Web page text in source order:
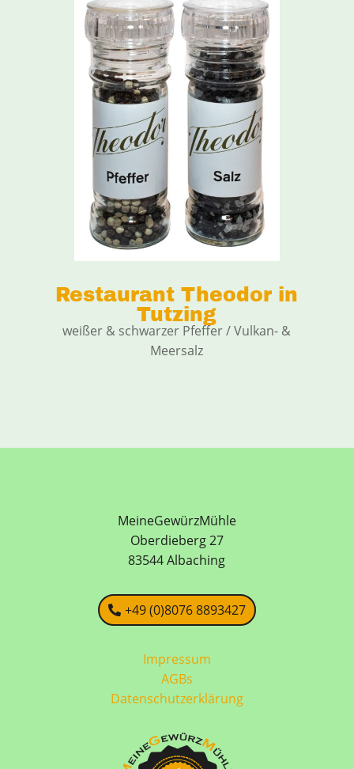
Restaurant Theodor in
Tutzing
weißer & schwarzer Pfeffer / Vulkan- &
Meersalz
MeineGewürzMühle
Oberdieberg 27
83544 Albaching
+49 (0)8076 8893427
Impressum
AGBs
Datenschutzerklärung